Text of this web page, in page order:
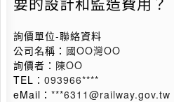
詢價單位-聯絡資料
公司名稱： 國OO灣OO
詢價者： 陳OO
TEL： 093966****
eMail： ***6311@railway.gov.tw